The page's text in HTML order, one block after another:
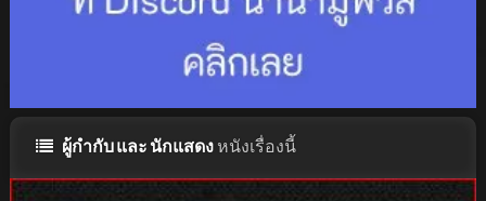
ผู้กำกับ และ นักแสดงหนังเรื่องนี้